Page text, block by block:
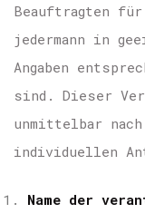
Beauftragten für
jedermann in
Angaben
sind. Dieser
unmittelbar
individuellen
Name der